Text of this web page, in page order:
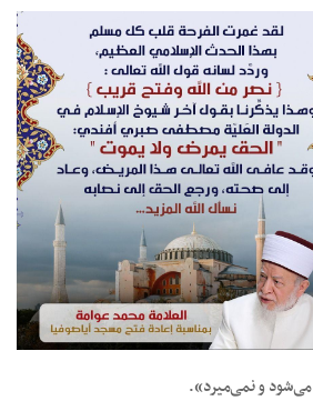
و نمی‌میرد».